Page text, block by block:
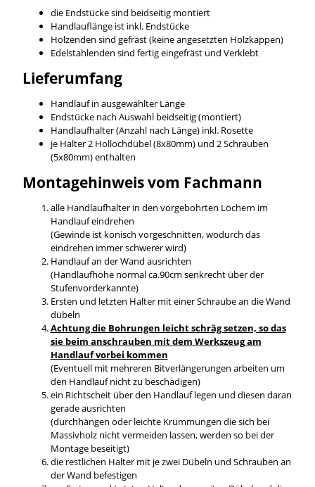
die Endstücke sind beidseitig montiert
Handlauflänge ist inkl. Endstücke
Holzenden sind gefräst (keine angesetzten Holzkappen)
Edelstahlenden sind fertig eingefräst und Verklebt
Lieferumfang
Handlauf in ausgewählter Länge
Endstücke nach Auswahl beidseitig (montiert)
Handlaufhalter (Anzahl nach Länge) inkl. Rosette
je Halter 2 Hollochdübel (8x80mm) und 2 Schrauben
(5x80mm) enthalten
Montagehinweis vom Fachmann
alle Handlaufhalter in den vorgebohrten Löchern im
Handlauf eindrehen
(Gewinde ist konisch vorgeschnitten, wodurch das
eindrehen immer schwerer wird)
Handlauf an der Wand ausrichten
(Handlaufhöhe normal ca.90cm senkrecht über der
Stufenvorderkannte)
Ersten und letzten Halter mit einer Schraube an die Wand
dübeln
Achtung die Bohrungen leicht schräg setzen, so das
sie beim anschrauben mit dem Werkszeug am
Handlauf vorbei kommen
(Eventuell mit mehreren Bitverlängerungen arbeiten um
den Handlauf nicht zu beschädigen)
ein Richtscheit über den Handlauf legen und diesen daran
gerade ausrichten
(durchhängen oder leichte Krümmungen die sich bei
Massivholz nicht vermeiden lassen, werden so bei der
Montage beseitigt)
die restlichen Halter mit je zwei Dübeln und Schrauben an
der Wand befestigen